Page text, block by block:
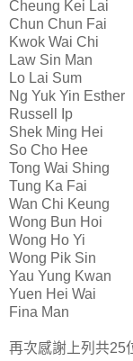
Cheung Kei Lai
Chun Chun Fai
Kwok Wai Chi
Law Sin Man
Lo Lai Sum
Ng Yuk Yin Esther
Russell Ip
Shek Ming Hei
So Cho Hee
Tong Wai Shing
Tung Ka Fai
Wan Chi Keung
Wong Bun Hoi
Wong Ho Yi
Wong Pik Sin
Yau Yung Kwan
Yuen Hei Wai
Fina Man
再次感謝上列共25